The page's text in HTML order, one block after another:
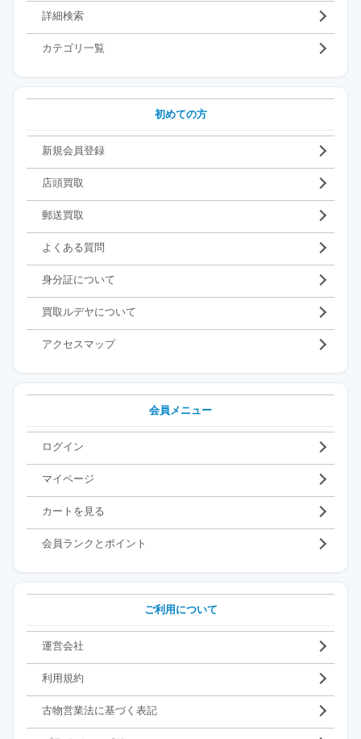
詳細検索
カテゴリ一覧
初めての方
新規会員登録
店頭買取
郵送買取
よくある質問
身分証について
買取ルデヤについて
アクセスマップ
会員メニュー
ログイン
マイページ
カートを見る
会員ランクとポイント
ご利用について
運営会社
利用規約
古物営業法に基づく表記